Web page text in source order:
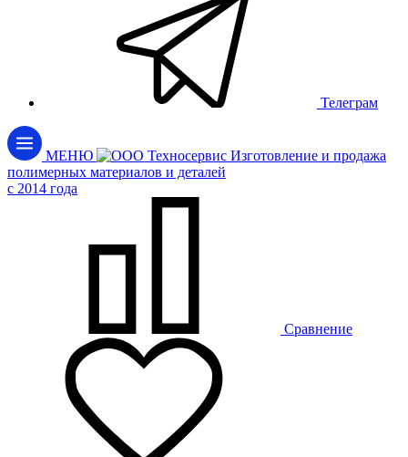
Телеграм
МЕНЮ
Изготовление и продажа
полимерных материалов и деталей
c 2014 года
Сравнение